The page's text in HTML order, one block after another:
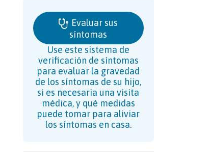
Evaluar sus
síntomas
Use este sistema de
verificación de síntomas
para evaluar la gravedad
de los síntomas de su hijo,
si es necesaria una visita
médica, y qué medidas
puede tomar para aliviar
los síntomas en casa.